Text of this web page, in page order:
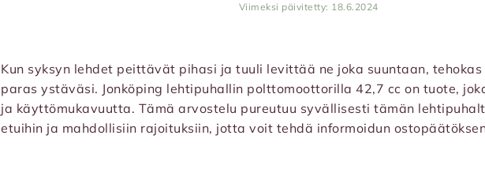
Viimeksi päivitetty: 18.6.2024
Kun syksyn lehdet peittävät pihasi ja tuuli levittää ne joka suuntaan,
paras ystäväsi. Jonköping lehtipuhallin polttomoottorilla 42,7 cc on tuote,
ja käyttömukavuutta. Tämä arvostelu pureutuu syvällisesti tämän
etuihin ja mahdollisiin rajoituksiin, jotta voit tehdä informoidun